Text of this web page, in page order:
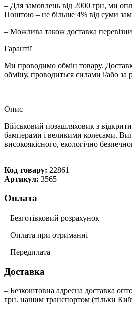
– Для замовлень від 2000 грн, ми
Поштою – не більше 4% від суми
– Можлива також доставка
Гарантії
Ми проводимо обмін товару.
обміну, проводиться силами і/або за
Опис
Військовий позашляховик з
бамперами і великими колесами.
високоякісного, екологічно
Код товару: 22861
Артикул: 3565
Оплата
– Безготівковий розрахунок
– Оплата при отриманні
– Передплата
Доставка
– Безкоштовна адресна доставка
грн. нашим транспортом (тільки